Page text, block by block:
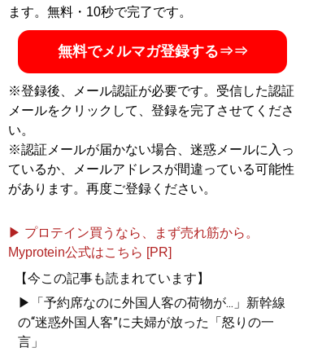
ます。無料・10秒で完了です。
無料でメルマガ登録する⇒⇒
※登録後、メール認証が必要です。受信した認証
メールをクリックして、登録を完了させてくださ
い。
※認証メールが届かない場合、迷惑メールに入っ
ているか、メールアドレスが間違っている可能性
があります。再度ご登録ください。
▶ プロテイン買うなら、まず売れ筋から。
Myprotein公式はこちら [PR]
【今この記事も読まれています】
▶「予約席なのに外国人客の荷物が...」新幹線
の“迷惑外国人客”に夫婦が放った「怒りの一
言」